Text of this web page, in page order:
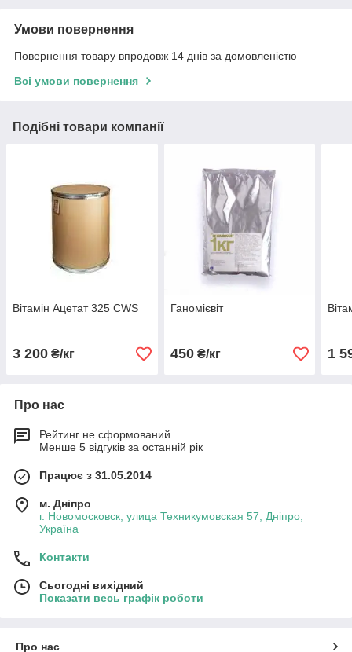
Умови повернення
Повернення товару впродовж 14 днів за домовленістю
Всі умови повернення
Подібні товари компанії
Вітамін Ацетат 325 CWS
3 200 ₴/кг
Ганомієвіт
450₴/кг 1
Про нас
Рейтинг не сформований
Менше 5 відгуків за останній рік
Працює з 31.05.2014
м. Дніпро
г. Новомосковск, улица Техникумовская 57, Дніпро,
Україна
Контакти
Сьогодні вихідний
Показати весь графік роботи
Про нас